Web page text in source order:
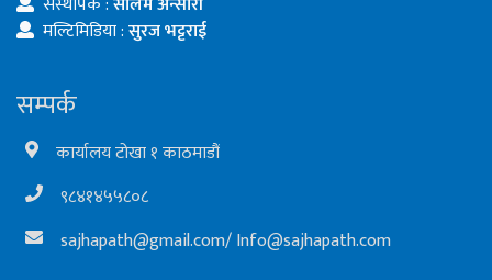
मल्टिमिडिया :सुरज भट्टराई
सम्पर्क
कार्यालय टोखा १ काठमाडौं
९८४१४५५८०८
sajhapath@gmail.com/Info@sajhapath.com